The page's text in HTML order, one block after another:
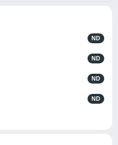
ND
ND
ND
ND